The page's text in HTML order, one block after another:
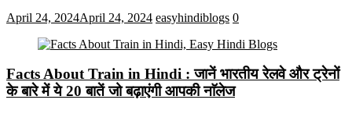
April 24, 2024April 24, 2024 easyhindiblogs 0
Facts About Train in Hindi : जानें भारतीय रेलवे और ट्रेनों
के बारे में ये 20 बातें जो बढ़ाएंगी आपकी नाॅलेज